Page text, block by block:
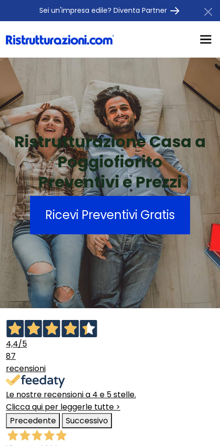
Sei un'impresa edile? Diventa Partner
Ristrutturazione Casa a
Poggiofiorito
Preventivi e Prezzi
Ricevi Preventivi Gratis
4,4/5
87
recensioni
Le nostre recensioni a 4 e 5 stelle.
Clicca qui per leggerle tutte >
Precedente
Successivo